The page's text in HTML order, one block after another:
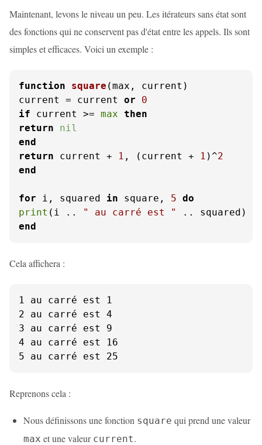
Maintenant, levons le niveau un peu. Les itérateurs sans état sont
des fonctions qui ne conservent pas d'état entre les appels. Ils sont
simples et efficaces. Voici un exemple :
function square (max, current)
current = current or
0
if current >= max then
return
nil
end
return current + 1 , (current + 1 )^2
end
for i, squared in square, 5 do
print (i .. " au carré est "
end
Cela affichera :
1 au carré est 1
2 au carré est 4
3 au carré est 9
4 au carré est 16
5 au carré est 25
Reprenons cela :
Nous définissons une fonction square qui prend une valeur
max et une valeur current.